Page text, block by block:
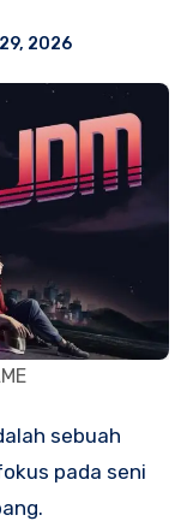
2026
sebuah
pada seni